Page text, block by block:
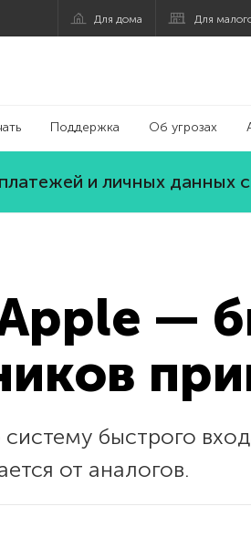
Для дома Для
Поддержка Об угрозах
и личных данных с
—
быстрого
от аналогов.